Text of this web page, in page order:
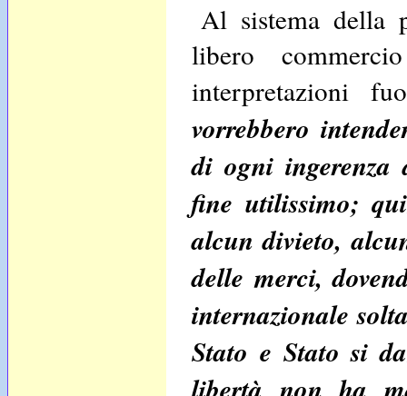
Al sistema della
libero
interpretazioni
vorrebbero
di ogni ingerenza
fine utilissimo;
alcun divieto,
delle merci,
internazionale
Stato e Stato si